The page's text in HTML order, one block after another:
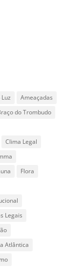
Ameaçadas
do Trombudo
Clima Legal
Flora
Legais
Atlântica